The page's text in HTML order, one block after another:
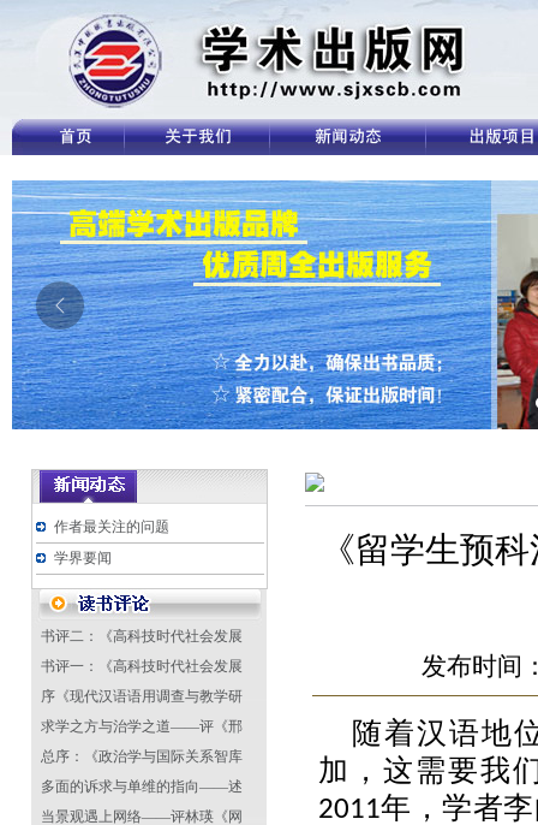
作者最关注的问题
学界要闻
书评二：《高科技时代社会发展
书评一：《高科技时代社会发展
序《现代汉语语用调查与教学研
求学之方与治学之道——评《邢
总序：《政治学与国际关系智库
多面的诉求与单维的指向——述
当景观遇上网络——评林瑛《网
《留学生预
发布时间
随着汉语地
加，这需要我
2011年，学者